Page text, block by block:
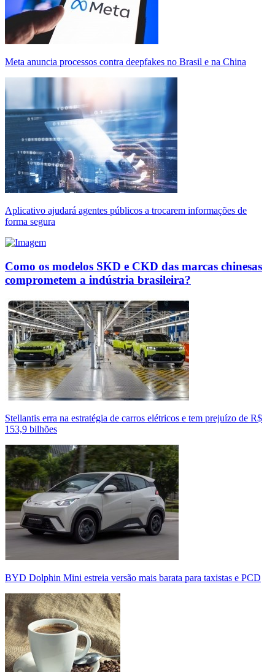
Meta anuncia processos contra deepfakes no Brasil e na China
Aplicativo ajudará agentes públicos a trocarem informações de
forma segura
Como os modelos SKD e CKD das marcas chinesas
comprometem a indústria brasileira?
Stellantis erra na estratégia de carros elétricos e tem prejuízo de R$
153,9 bilhões
BYD Dolphin Mini estreia versão mais barata para taxistas e PCD